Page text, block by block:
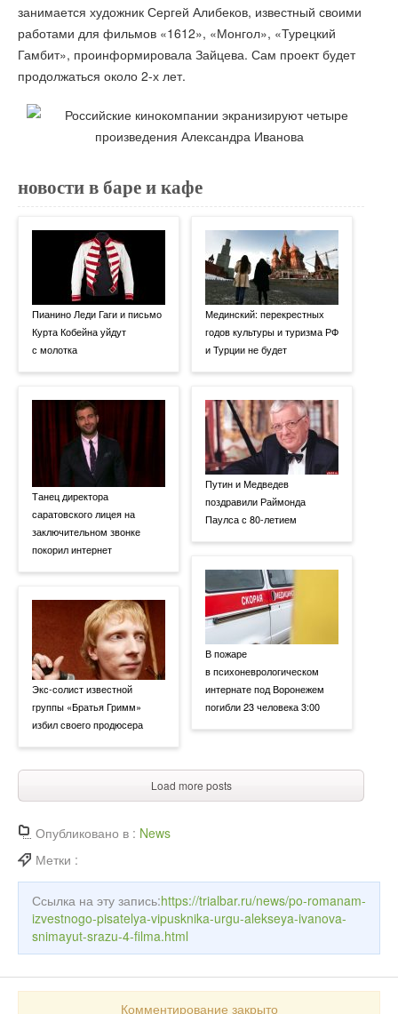
занимается художник Сергей Алибеков, известный своими
работами для фильмов «1612», «Монгол», «Турецкий
Гамбит», проинформировала Зайцева. Сам проект будет
продолжаться около 2-х лет.
новости в баре и кафе
Пианино Леди Гаги и письмо
Курта Кобейна уйдут
с молотка
Танец директора
саратовского лицея на
заключительном звонке
покорил интернет
Экс-солист известной
группы «Братья Гримм»
избил своего продюсера
Мединский: перекрестных
годов культуры и туризма РФ
и Турции не будет
Путин и Медведев
поздравили Раймонда
Паулса с 80-летием
В пожаре
в психоневрологическом
интернате под Воронежем
погибли 23 человека 3:00
Load more posts
Опубликовано в : News
Метки :
Ссылка на эту запись:https://trialbar.ru/news/po-romanam-
izvestnogo-pisatelya-vipusknika-urgu-alekseya-ivanova-
snimayut-srazu-4-filma.html
Комментирование закрыто